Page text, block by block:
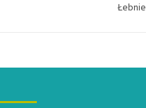
Łebnie